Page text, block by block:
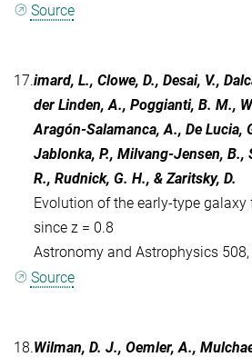
Source
17.imard, L., Clowe, D., Desai, V.,
der Linden, A., Poggianti, B. M.,
Aragón-Salamanca, A., De Lucia,
Jablonka, P., Milvang-Jensen, B.,
R., Rudnick, G. H., & Zaritsky, D.
Evolution of the early-type
since z = 0.8
Astronomy and Astrophysics 508,
Source
18.Wilman, D. J., Oemler, A.,